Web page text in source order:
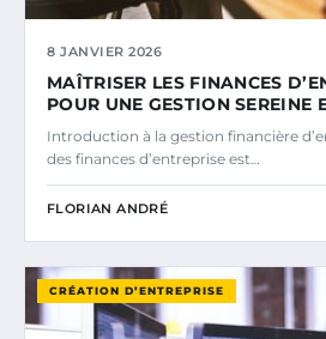
8 JANVIER 2026
MAÎTRISER LES FINANCES
POUR UNE GESTION SEREINE
Introduction à la gestion financière
des finances d’entreprise est…
FLORIAN ANDRÉ
CRÉATION D’ENTREPRISE